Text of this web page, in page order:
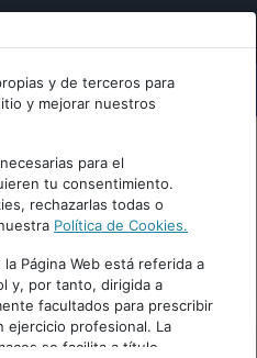
y de terceros para
y mejorar nuestros
para el
tu consentimiento.
rechazarlas todas o
Política de Cookies.
Página Web está referida a
y, por tanto, dirigida a
facultados para prescribir
ejercicio profesional. La
se facilita a título